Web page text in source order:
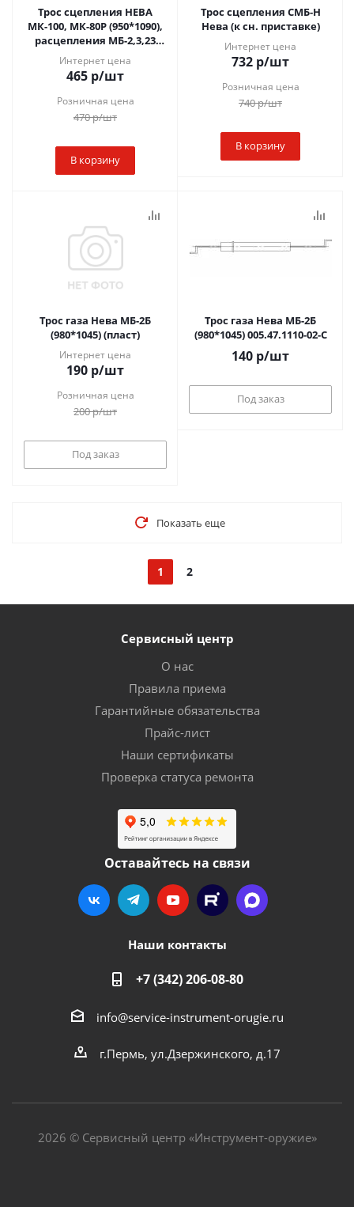
Трос сцепления НЕВА
МК-100, МК-80Р (950*1090),
расцепления МБ-2,3,23
Интернет цена
465 р/шт
Розничная цена
470р/шт
В корзину
Трос сцепления СМБ-Н
Нева (к сн. приставке)
Интернет цена
732 р/шт
Розничная цена
740р/шт
В корзину
Трос газа Нева МБ-2Б
(980*1045) (пласт)
Интернет цена
190 р/шт
Розничная цена
200р/шт
Под заказ
Трос газа Нева МБ-2Б
(980*1045) 005.47.1110-02-С
140 р/шт
Под заказ
Показать еще
1 2
Сервисный центр
О нас
Правила приема
Гарантийные обязательства
Прайс-лист
Наши сертификаты
Проверка статуса ремонта
Оставайтесь на связи
Наши контакты
+7 (342) 206-08-80
info@service-instrument-orugie.ru
г.Пермь, ул.Дзержинского, д.17
2026 © Сервисный центр «Инструмент-оружие»